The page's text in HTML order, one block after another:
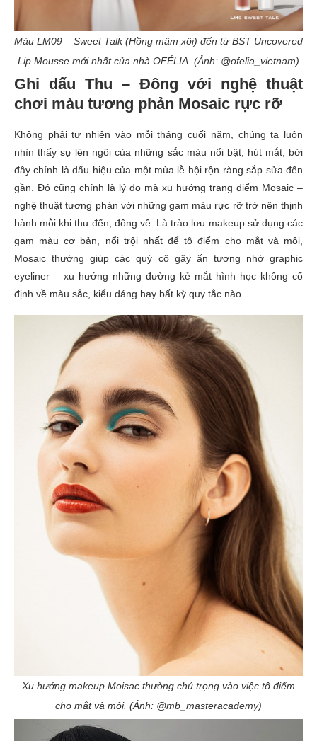
Màu LM09 – Sweet Talk (Hồng mâm xôi) đến từ BST Uncovered
Lip Mousse mới nhất của nhà OFÉLIA. (Ảnh: @ofelia_vietnam)
Ghi dấu Thu – Đông với nghệ thuật
chơi màu tương phản Mosaic rực rỡ
Không phải tự nhiên vào mỗi tháng cuối năm, chúng ta luôn
nhìn thấy sự lên ngôi của những sắc màu nổi bật, hút mắt, bởi
đây chính là dấu hiệu của một mùa lễ hội rộn ràng sắp sửa đến
gần. Đó cũng chính là lý do mà xu hướng trang điểm Mosaic –
nghệ thuật tương phản với những gam màu rực rỡ trở nên thịnh
hành mỗi khi thu đến, đông về. Là trào lưu makeup sử dụng các
gam màu cơ bản, nổi trội nhất để tô điểm cho mắt và môi,
Mosaic thường giúp các quý cô gây ấn tượng nhờ graphic
eyeliner – xu hướng những đường kẻ mắt hình học không cố
định về màu sắc, kiểu dáng hay bất kỳ quy tắc nào.
Xu hướng makeup Moisac thường chú trọng vào việc tô điểm
cho mắt và môi. (Ảnh: @mb_masteracademy)